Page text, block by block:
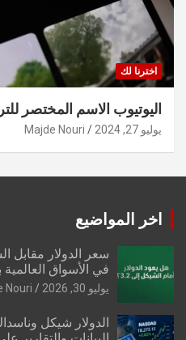
اخترنا لك
اليوتيوب الاسم المختصر
يوليو 27, 2024 Majde Nouri
اخر المواضيع
سعر الدولار مقابل
في الأسواق العالمية
يوليو 30, 2026 Nouri
الدولار شيكل